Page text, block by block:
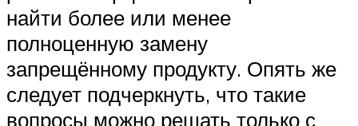
найти более или менее
полноценную замену
запрещённому продукту. Опять же
следует подчеркнуть, что такие
вопросы можно решать только с